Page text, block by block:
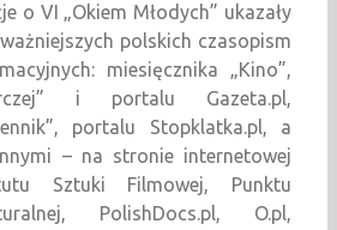
o VI „Okiem Młodych” ukazały
polskich czasopism
miesięcznika „Kino”,
i portalu Gazeta.pl,
portalu Stopklatka.pl, a
– na stronie internetowej
Sztuki Filmowej, Punktu
PolishDocs.pl, O.pl,